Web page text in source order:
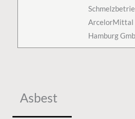
ArcelorMittal
Hamburg
Asbest